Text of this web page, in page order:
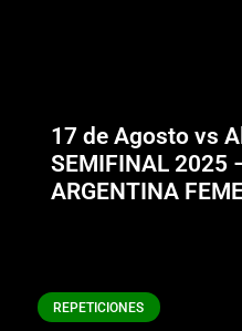
17 de Agosto vs
SEMIFINAL 2025
ARGENTINA
REPETICIONES